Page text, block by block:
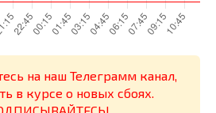
на наш Телеграмм канал,
в курсе о новых сбоях.